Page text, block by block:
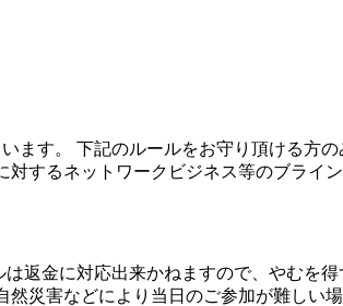
ます。 下記のルールをお守り頂ける方
するネットワークビジネス等のブライ
返金に対応出来かねますので、やむを
災害などにより当日のご参加が難しい